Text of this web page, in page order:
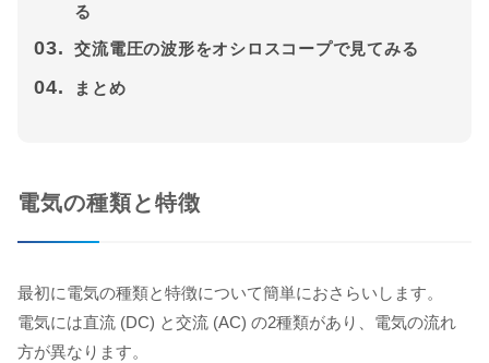
る
03. 交流電圧の波形をオシロスコープで見てみる
04. まとめ
電気の種類と特徴
最初に電気の種類と特徴について簡単におさらいします。
電気には直流 (DC) と交流 (AC) の2種類があり、電気の流れ
方が異なります。